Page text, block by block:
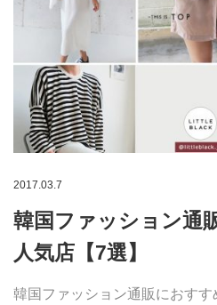
2017.03.7
韓国ファッション通
人気店【7選】
韓国ファッション通販におす